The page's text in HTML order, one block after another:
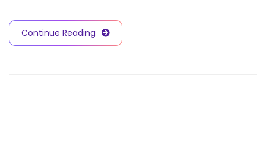
Continue Reading